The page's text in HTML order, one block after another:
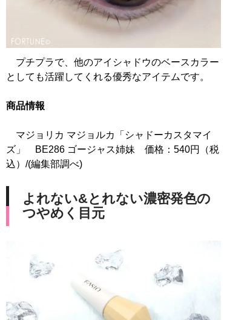
プチプラで、他のアイシャドウのベースカラー
としても活躍してくれる優秀なアイテムです。
商品情報
マジョリカ マジョルカ「シャドーカスタマイ
ズ」 BE286 ゴージャス姉妹 価格：540円（税
込）/(編集部調べ)
よれない&とれない濃密発色の
つやめく目元